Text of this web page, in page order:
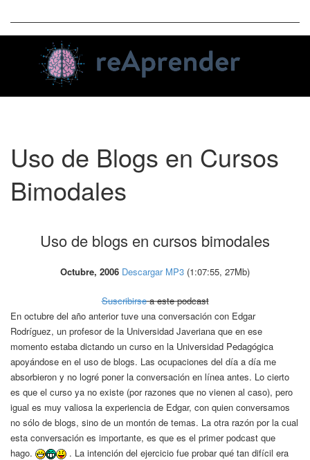
Uso de Blogs en Cursos
Bimodales
Uso de blogs en cursos bimodales
Octubre, 2006 Descargar MP3 (1:07:55, 27Mb)
Suscribirsea este podcast
En octubre del año anterior tuve una conversación con Edgar
Rodríguez, un profesor de la Universidad Javeriana que en ese
momento estaba dictando un curso en la Universidad Pedagógica
apoyándose en el uso de blogs. Las ocupaciones del día a día me
absorbieron y no logré poner la conversación en línea antes. Lo cierto
es que el curso ya no existe (por razones que no vienen al caso), pero
igual es muy valiosa la experiencia de Edgar, con quien conversamos
no sólo de blogs, sino de un montón de temas. La otra razón por la cual
esta conversación es importante, es que es el primer podcast que
hago.
. La intención del ejercicio fue probar qué tan difícil era